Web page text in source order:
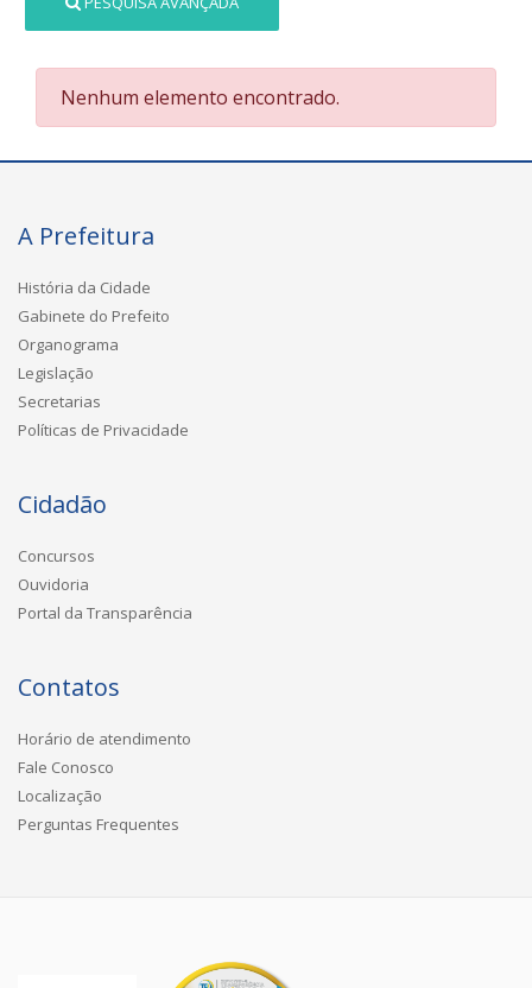
Nenhum elemento encontrado.
A Prefeitura
História da Cidade
Gabinete do Prefeito
Organograma
Legislação
Secretarias
Políticas de Privacidade
Cidadão
Concursos
Ouvidoria
Portal da Transparência
Contatos
Horário de atendimento
Fale Conosco
Localização
Perguntas Frequentes